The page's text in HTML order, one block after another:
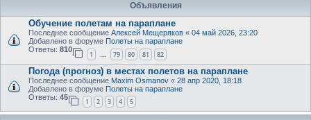
Объявления
Обучение полетам на параплане
Последнее сообщение Алексей Мещеряков « 04 май 2026, 23:20
Добавлено в форуме Полеты на параплане
Ответы: 810
1 … 79 80 81 82
Погода (прогноз) в местах полетов на параплане
Последнее сообщение Maxim Osmanov « 28 апр 2020, 18:18
Добавлено в форуме Полеты на параплане
Ответы: 45
1 2 3 4 5